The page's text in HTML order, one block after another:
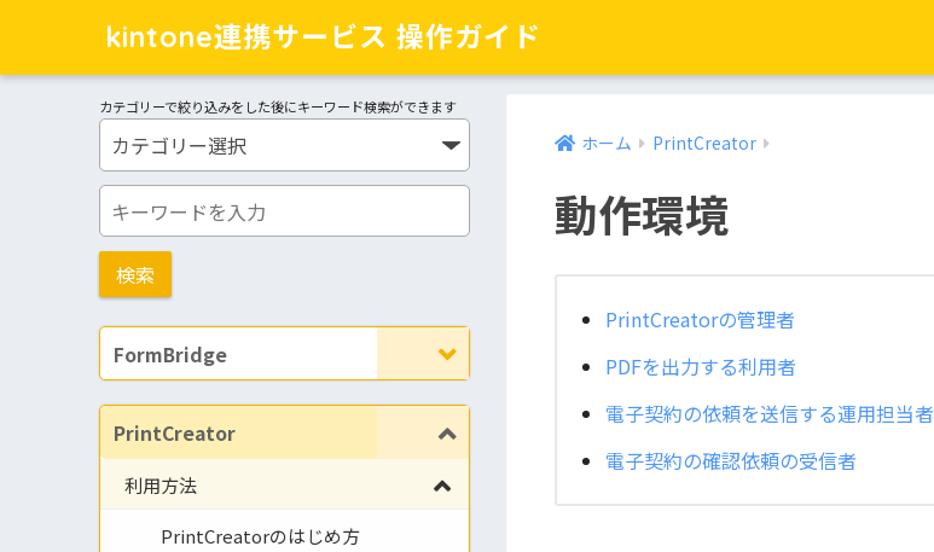
kintone連携サービス 操作ガイド
カテゴリーで絞り込みをした後にキーワード検索ができます
FormBridge
PrintCreator
利用方法
PrintCreatorのはじめ方
ホーム PrintCreator
動作環境
PrintCreatorの管理者
PDFを出力する利用者
電子契約の依頼を送信する運用担当者
電子契約の確認依頼の受信者